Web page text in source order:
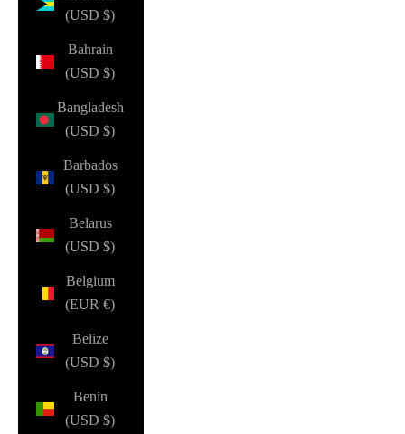
(USD $)
Bahrain
(USD $)
Bangladesh
(USD $)
Barbados
(USD $)
Belarus
(USD $)
Belgium
(EUR €)
Belize
(USD $)
Benin
(USD $)